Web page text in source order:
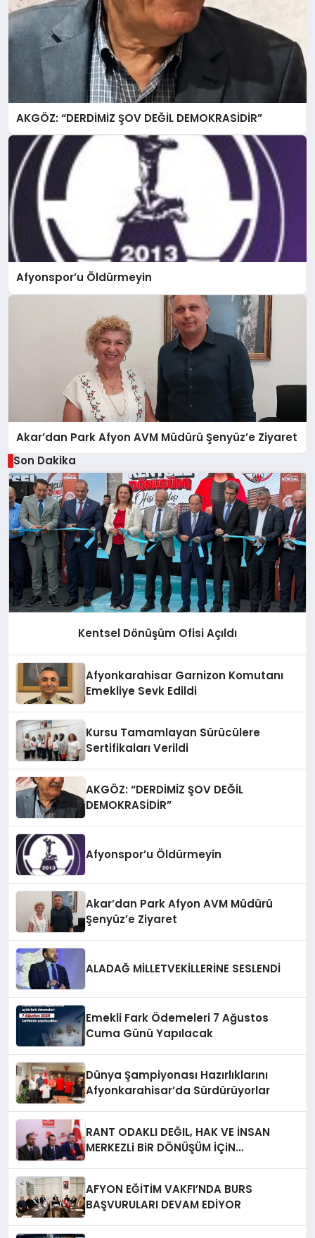
AKGÖZ: “DERDİMİZ ŞOV DEĞİL DEMOKRASİDİR”
Afyonspor’u Öldürmeyin
Akar’dan Park Afyon AVM Müdürü Şenyüz’e Ziyaret
Son Dakika
Kentsel Dönüşüm Ofisi Açıldı
Afyonkarahisar Garnizon Komutanı
Emekliye Sevk Edildi
Kursu Tamamlayan Sürücülere
Sertifikaları Verildi
AKGÖZ: “DERDİMİZ ŞOV DEĞİL
DEMOKRASİDİR”
Afyonspor’u Öldürmeyin
Akar’dan Park Afyon AVM Müdürü
Şenyüz’e Ziyaret
ALADAĞ MİLLETVEKİLLERİNE SESLENDİ
Emekli Fark Ödemeleri 7 Ağustos
Cuma Günü Yapılacak
Dünya Şampiyonası Hazırlıklarını
Afyonkarahisar’da Sürdürüyorlar
RANT ODAKLI DEĞIL, HAK VE İNSAN
MERKEZLi BiR DÖNÜŞÜM İÇiN
AFYON EĞİTİM VAKFI’NDA BURS
BAŞVURULARI DEVAM EDİYOR